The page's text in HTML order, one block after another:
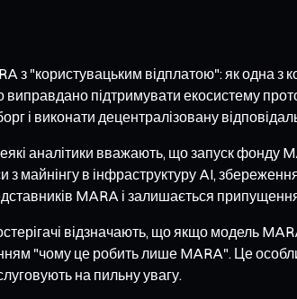
з "користувацьким відплатою": як одна з
підтримувати екосистему
і виконати децентралізовану
аналітики вважають, що запуск фонду
в інфраструктуру AI, збереження
MARA і залишається
відзначають, що якщо модель
"чому це робить лише MARA". Це
на пильну увагу.